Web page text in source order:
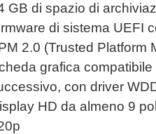
GB di spazio di
di sistema UEFI
2.0 (Trusted Platform
grafica
con driver
HD da almeno 9